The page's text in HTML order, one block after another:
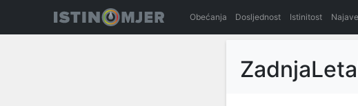
Obećanja Dosljednost Istinitost Najave